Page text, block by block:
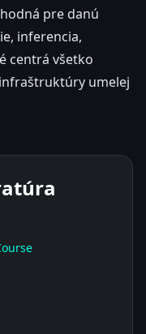
pre danú
inferencia,
centrá všetko
umelej